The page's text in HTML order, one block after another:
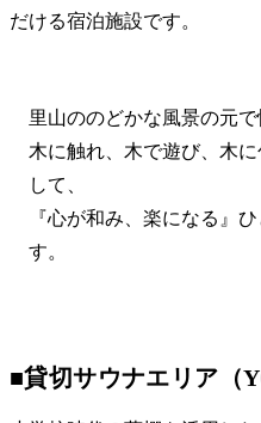
だける宿泊施設です。
里山ののどかな風景の元で
木に触れ、木で遊び、木
して、
『心が和み、楽になる』
す。
■貸切サウナエリア（